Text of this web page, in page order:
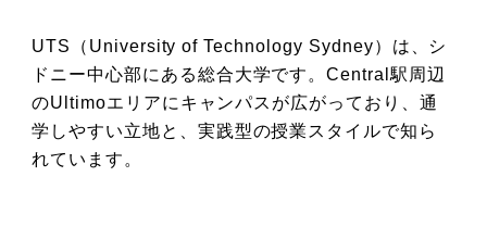
UTS（University of Technology Sydney）は、シ
ドニー中心部にある総合大学です。Central駅周辺
のUltimoエリアにキャンパスが広がっており、通
学しやすい立地と、実践型の授業スタイルで知ら
れています。